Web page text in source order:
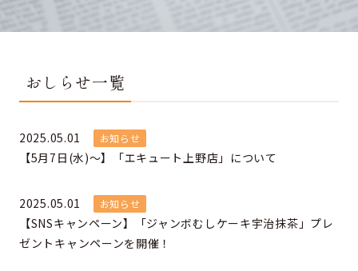
おしらせ一覧
2025.05.01 お知らせ
【5月7日(水)～】「エキュート上野店」について
2025.05.01 お知らせ
【SNSキャンペーン】「ジャンボむしケーキ宇治抹茶」プレ
ゼントキャンペーンを開催！